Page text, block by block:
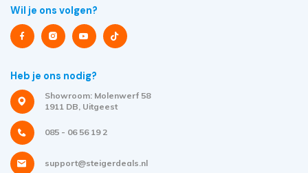
Wil je ons volgen?
Heb je ons nodig?
Showroom: Molenwerf 58
1911 DB, Uitgeest
085 - 06 56 19 2
support@steigerdeals.nl